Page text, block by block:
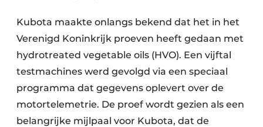
Machines & Materieel
Kubota maakte onlangs bekend dat het in het
Verenigd Koninkrijk proeven heeft gedaan met
hydrotreated vegetable oils (HVO). Een vijftal
testmachines werd gevolgd via een speciaal
programma dat gegevens oplevert over de
motortelemetrie. De proef wordt gezien als een
belangrijke mijlpaal voor Kubota, dat de